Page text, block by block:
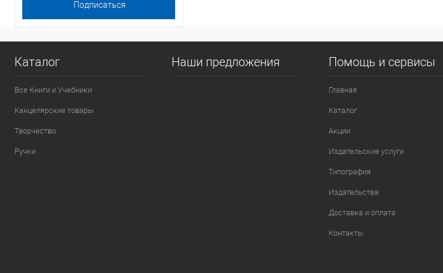
Каталог
Все Книги и Учебники
Канцелярские товары
Творчество
Ручки
Наши предложения Помощь и сервисы
Главная
Каталог
Акции
Издательские услуги
Типография
Издательства
Доставка и оплата
Контакты